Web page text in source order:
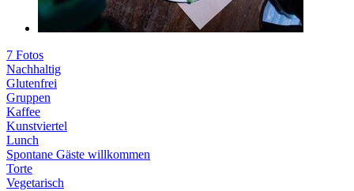
7 Fotos
Nachhaltig
Glutenfrei
Gruppen
Kaffee
Kunstviertel
Lunch
Spontane Gäste willkommen
Torte
Vegetarisch